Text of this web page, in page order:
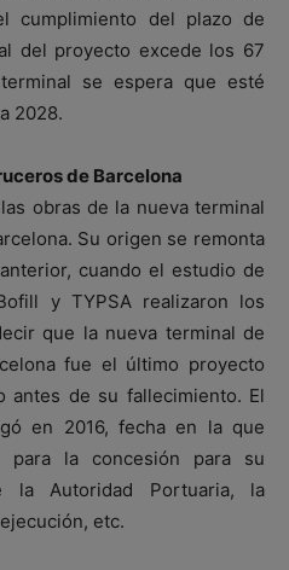
cumplimiento del plazo de
del proyecto excede los 67
se espera que esté
2028.
de Barcelona
obras de la nueva terminal
Su origen se remonta
cuando el estudio de
y TYPSA realizaron los
que la nueva terminal de
fue el último proyecto
antes de su fallecimiento. El
en 2016, fecha en la que
para la concesión para su
la Autoridad Portuaria, la
etc.